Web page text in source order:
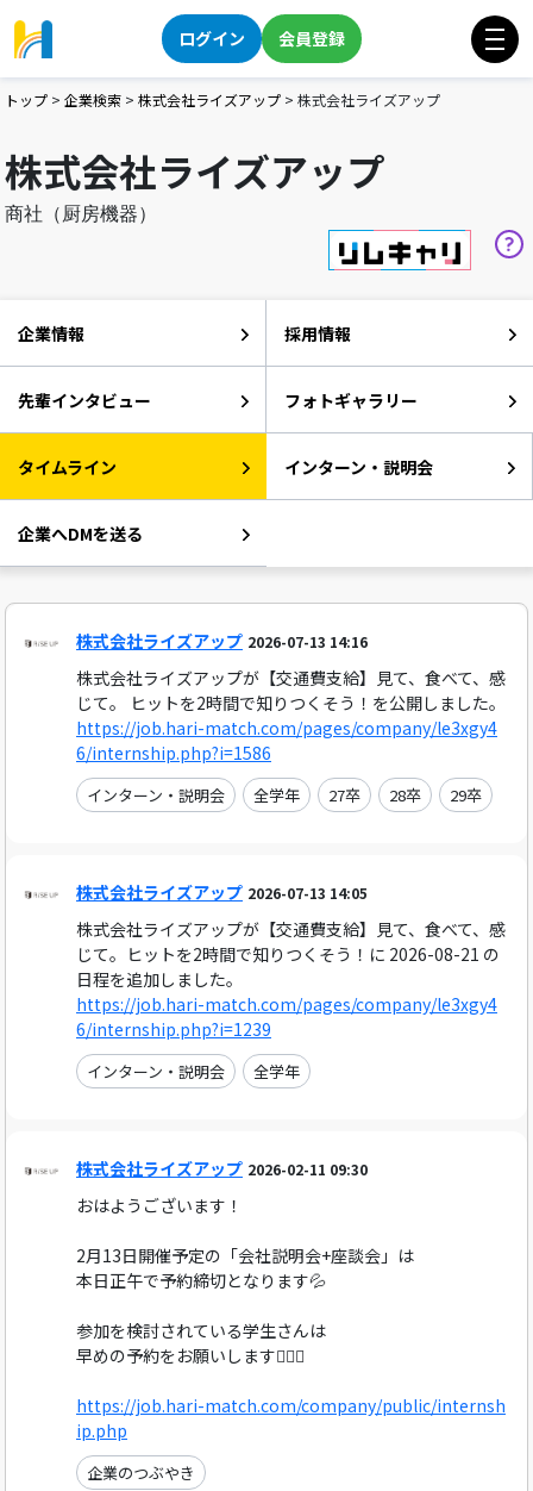
ログイン 会員登録
トップ > 企業検索 > 株式会社ライズアップ > 株式会社ライズアップ
株式会社ライズアップ
商社（厨房機器）
企業情報 採用情報
先輩インタビュー フォトギャラリー
タイムライン インターン・説明会
企業へDMを送る
株式会社ライズアップ 2026-07-13 14:16
株式会社ライズアップが【交通費支給】見て、食べて、感
じて。 ヒットを2時間で知りつくそう！を公開しました。
https://job.hari-match.com/pages/company/le3xgy4
6/internship.php?i=1586
インターン・説明会 全学年 27卒 28卒 29卒
株式会社ライズアップ 2026-07-13 14:05
株式会社ライズアップが【交通費支給】見て、食べて、感
じて。ヒットを2時間で知りつくそう！に 2026-08-21 の
日程を追加しました。
https://job.hari-match.com/pages/company/le3xgy4
6/internship.php?i=1239
インターン・説明会 全学年
株式会社ライズアップ 2026-02-11 09:30
おはようございます！
2月13日開催予定の「会社説明会+座談会」は
本日正午で予約締切となります💦
参加を検討されている学生さんは
早めの予約をお願いします🙇🏻‍♀️
https://job.hari-match.com/company/public/internsh
ip.php
企業のつぶやき